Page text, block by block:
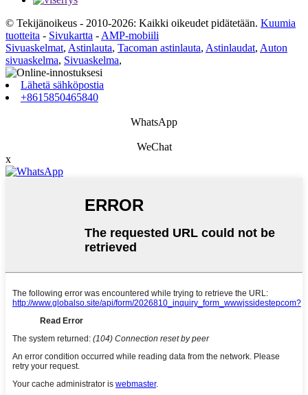
© Tekijänoikeus - 2010-2026: Kaikki oikeudet pidätetään. Kuumia
tuotteita - Sivukartta - AMP-mobiili
Sivuaskelmat, Astinlauta, Tacoman astinlauta, Astinlaudat, Auton
sivuaskelma, Sivuaskelma,
Lähetä sähköpostia
+8615850465840
WhatsApp
WeChat
x